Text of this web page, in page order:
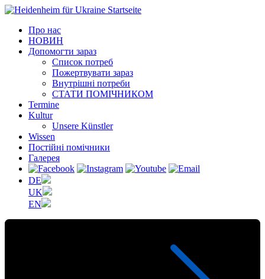
Про нас
НОВИН
Допомогти зараз
Список потреб
Пожертвувати зараз
Внутрішні потреби
СТАТИ ПОМІЧНИКОМ
Termine
Kultur
Unsere Künstler
Wissen
Постійні помічники
Галерея
DE
UK
EN